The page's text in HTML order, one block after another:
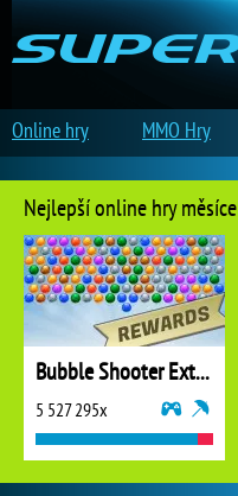
Nejlepší online hry měsíce
Bubble Shooter Extreme
5 527 295x
Online hry MMO Hry